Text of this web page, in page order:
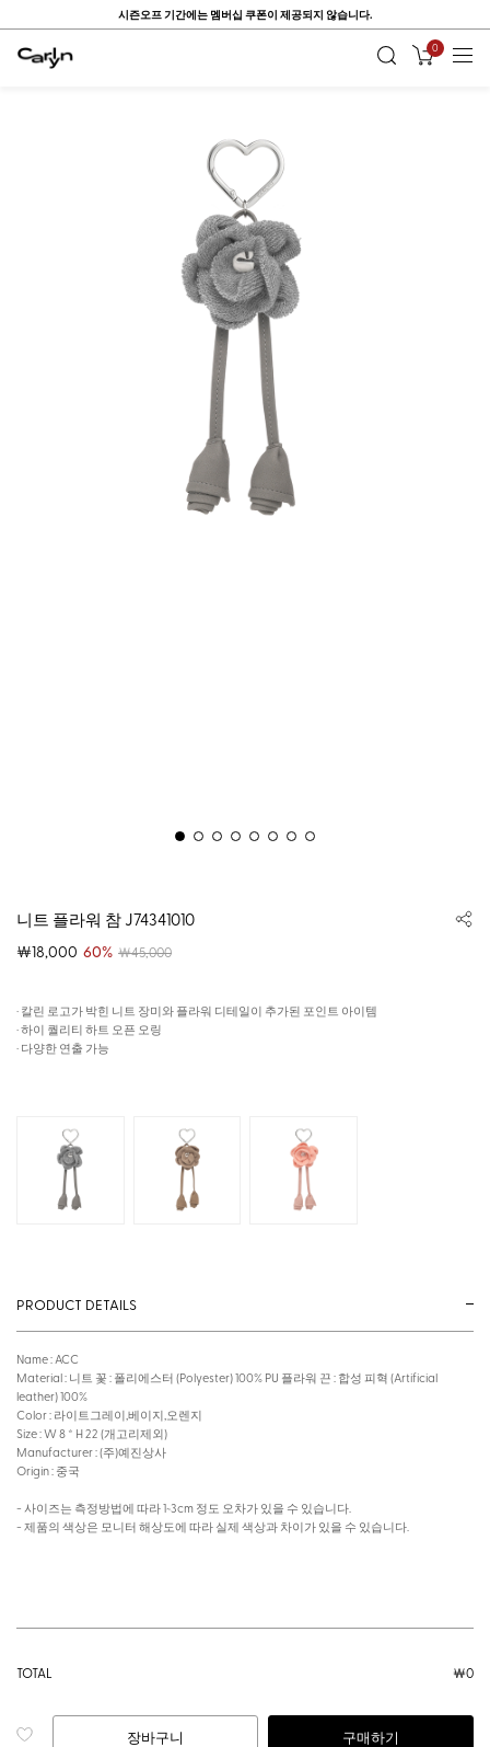
시즌오프 기간에는 멤버십 쿠폰이 제공되지 않습니다.
0
니트 플라워 참 J74341010
￦18,000 60% ￦45,000
· 칼린 로고가 박힌 니트 장미와 플라워 디테일이 추가된 포인트 아이템
· 하이 퀄리티 하트 오픈 오링
· 다양한 연출 가능
PRODUCT DETAILS
Name : ACC
Material : 니트 꽃 : 폴리에스터 (Polyester) 100% PU 플라워 끈 : 합성 피혁 (Artificial
leather) 100%
Color : 라이트그레이,베이지,오렌지
Size : W 8 * H 22 (개고리제외)
Manufacturer : (주)예진상사
Origin : 중국
- 사이즈는 측정방법에 따라 1~3cm 정도 오차가 있을 수 있습니다.
- 제품의 색상은 모니터 해상도에 따라 실제 색상과 차이가 있을 수 있습니다.
TOTAL ￦0
장바구니 구매하기